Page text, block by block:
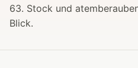
63. Stock und
Blick.